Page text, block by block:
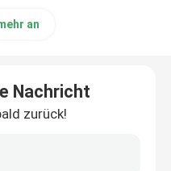
an
Nachricht
zurück!